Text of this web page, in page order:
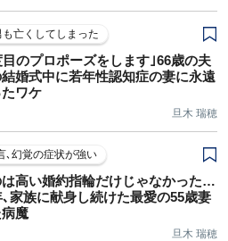
亡くしてしまった
目のプロポーズをします｣66歳の夫
婚式中に若年性認知症の妻に永遠
ワケ
旦木 瑞穂
､幻覚の症状が強い
は高い婚約指輪だけじゃなかった…
家族に献身し続けた最愛の55歳妻
魔
旦木 瑞穂